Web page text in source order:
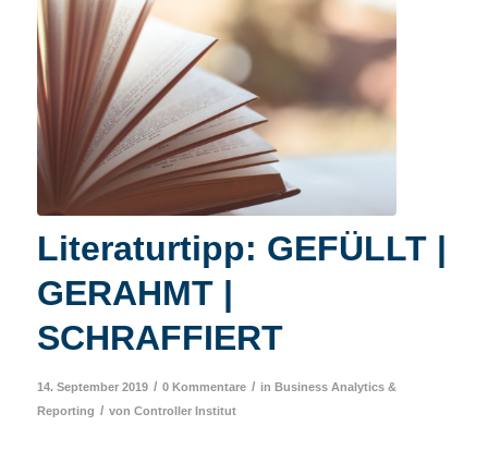
Literaturtipp: GEFÜLLT |
GERAHMT |
SCHRAFFIERT
14. September 2019 / 0 Kommentare / in Business Analytics &
Reporting / von Controller Institut